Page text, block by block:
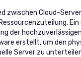
zwischen Cloud-
der
erstellt, um den
Server zu